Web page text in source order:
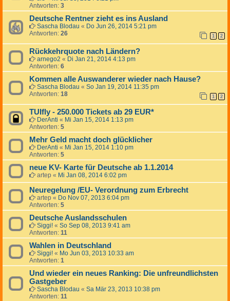
Antworten: 3
Deutsche Rentner zieht es ins Ausland
Sascha Blodau « Do Jun 26, 2014 5:21 pm
Antworten: 26 1 2
Rückkehrquote nach Ländern?
arnego2 « Di Jan 21, 2014 4:13 pm
Antworten: 6
Kommen alle Auswanderer wieder nach Hause?
Sascha Blodau « So Jan 19, 2014 11:35 pm
Antworten: 18 1 2
TUIfly - 250.000 Tickets ab 29 EUR*
DerAnti « Mi Jan 15, 2014 1:13 pm
Antworten: 5
Mehr Geld macht doch glücklicher
DerAnti « Mi Jan 15, 2014 1:10 pm
Antworten: 5
neue KV- Karte für Deutsche ab 1.1.2014
artep « Mi Jan 08, 2014 6:02 pm
Neuregelung /EU- Verordnung zum Erbrecht
artep « Do Nov 07, 2013 6:04 pm
Antworten: 5
Deutsche Auslandsschulen
Siggi! « So Sep 08, 2013 9:41 am
Antworten: 11
Wahlen in Deutschland
Siggi! « Mo Jun 03, 2013 10:33 am
Antworten: 1
Und wieder ein neues Ranking: Die unfreundlichsten
Gastgeber
Sascha Blodau « Sa Mär 23, 2013 10:38 pm
Antworten: 11